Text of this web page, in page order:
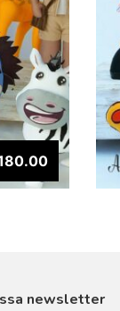
newsletter